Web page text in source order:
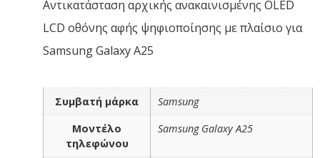
Αντικατάσταση αρχικής ανακαινισμένης OLED
LCD οθόνης αφής ψηφιοποίησης με πλαίσιο για
Samsung Galaxy A25
Συμβατή μάρκα
Samsung
Μοντέλο
τηλεφώνου
Samsung Galaxy A25